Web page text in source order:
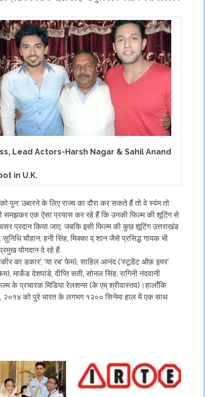
Lead Actors-Harsh Nagar & Sahil Anand
in U.K.
पुन: उबारने के लिए राज्य का दौरा कर सकते हैं तो वे स्वंम तो
समझकर एक ऐसा प्रयास कर रहे हैं कि उनकी फिल्म की शूटिंग से
प्रदान किया जाए. जबकि इसी फिल्म की कुछ शूटिंग उत्तराखंड
चौहान, हनी सिंह, मिक्का व् शान जैसे प्रसिद्ध गायक भी
योगदान दे रहे हैं.
का डकार’, ‘या रब’ फेम), साहिल आनंद (‘स्टूडेंट ऑफ़ इयर’
मार्कंड देशपांडे, दीप्ति सती, सोनल सिंह, रागिनी नंदवानी
के प्रचारक मिडिया रेलशन्स (के एम् श्रीवास्तव)।हालाँकि
२०१४ को पुरे भारत के लगभग १२०० सिनेमा हाल में एक साथ